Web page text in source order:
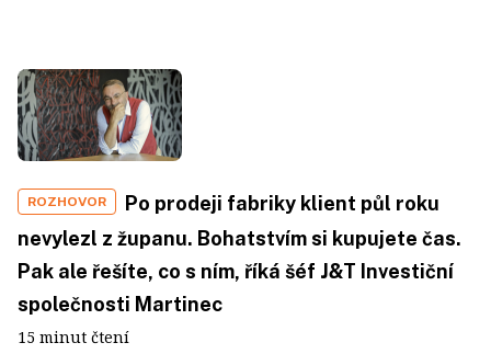
ROZHOVOR
Po prodeji fabriky klient půl roku
nevylezl z županu. Bohatstvím si kupujete čas.
Pak ale řešíte, co s ním, říká šéf J&T Investiční
společnosti Martinec
15 minut čtení